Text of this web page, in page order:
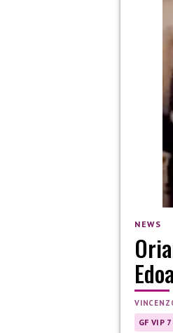
NEWS
GF VIP 7